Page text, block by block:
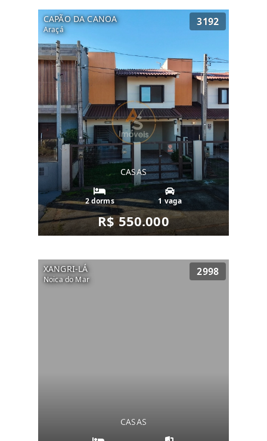
CAPÃO DA CANOA
Araçá
3192
CASAS
2 dorms 1 vaga
R$ 550.000
XANGRI-LÁ
Noica do Mar
2998
CASAS